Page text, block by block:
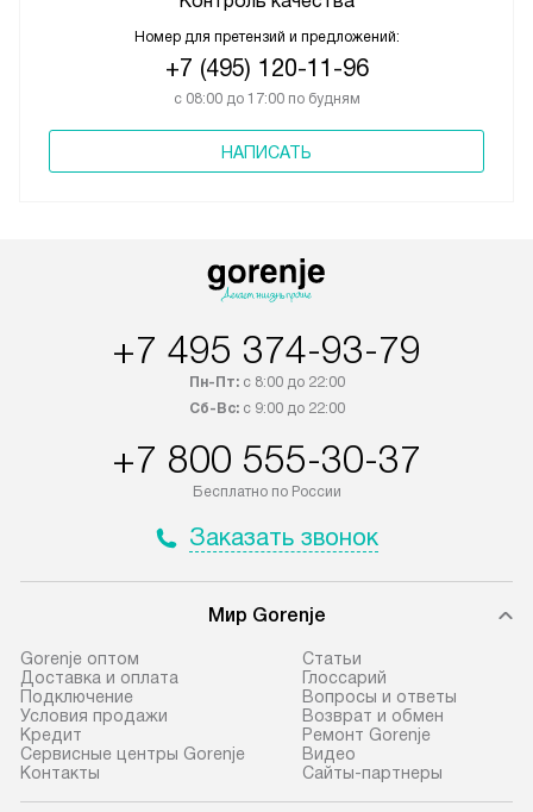
Номер для претензий и предложений:
+7 (495) 120-11-96
с 08:00 до 17:00 по будням
НАПИСАТЬ
+7 495 374-93-79
Пн-Пт:с 8:00 до 22:00
Сб-Вс:с 9:00 до 22:00
+7 800 555-30-37
Бесплатно по России
Заказать звонок
Мир Gorenje
Gorenje оптом
Доставка и оплата
Подключение
Условия продажи
Кредит
Сервисные центры Gorenje
Контакты
Cтатьи
Глоссарий
Вопросы и ответы
Возврат и обмен
Ремонт Gorenje
Видео
Сайты-партнеры